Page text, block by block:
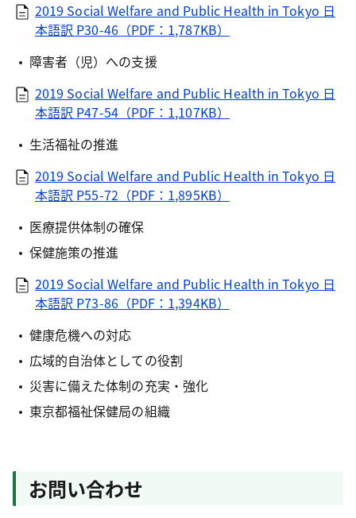
2019 Social Welfare and Public Health in Tokyo 日
本語訳 P30-46（PDF：1,787KB）
障害者（児）への支援
2019 Social Welfare and Public Health in Tokyo 日
本語訳 P47-54（PDF：1,107KB）
生活福祉の推進
2019 Social Welfare and Public Health in Tokyo 日
本語訳 P55-72（PDF：1,895KB）
医療提供体制の確保
保健施策の推進
2019 Social Welfare and Public Health in Tokyo 日
本語訳 P73-86（PDF：1,394KB）
健康危機への対応
広域的自治体としての役割
災害に備えた体制の充実・強化
東京都福祉保健局の組織
お問い合わせ